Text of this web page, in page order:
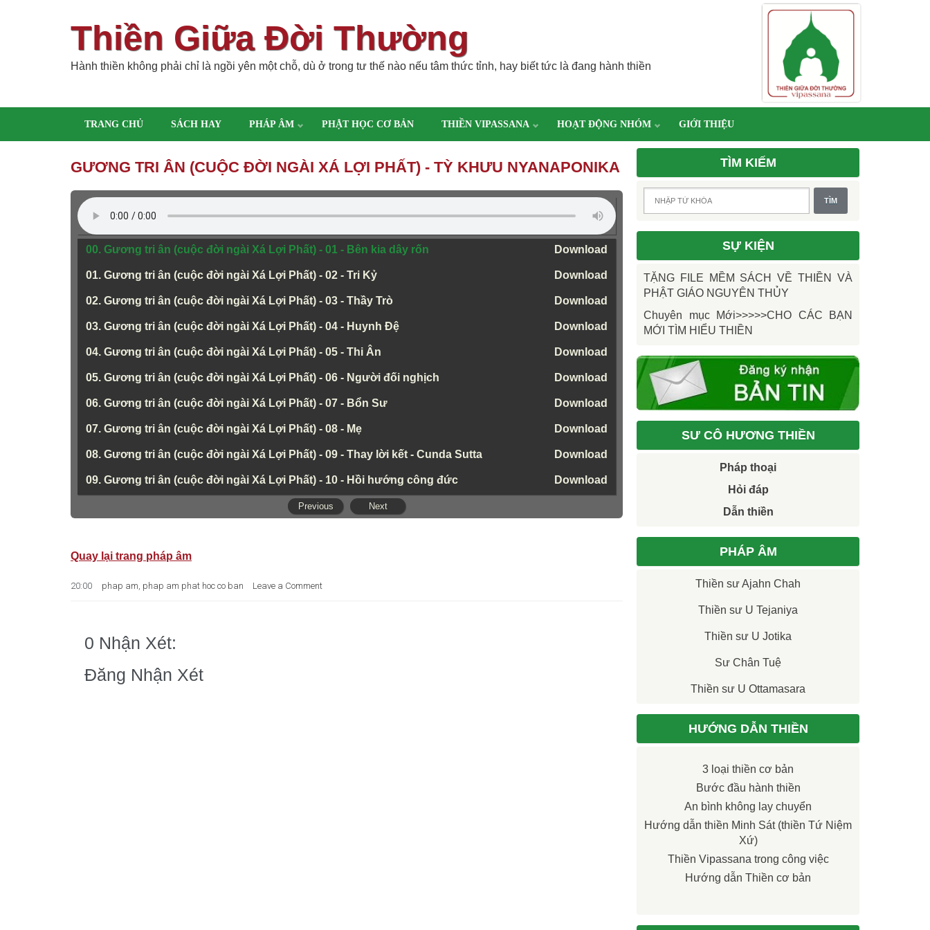
Thiền Giữa Đời Thường
Hành thiền không phải chỉ là ngồi yên một chỗ, dù ở trong tư thế nào nếu tâm thức tỉnh, hay biết tức là đang hành thiền
TRANG CHỦ SÁCH HAY PHÁP ÂM PHẬT HỌC CƠ BẢN THIỀN VIPASSANA HOẠT ĐỘNG NHÓM GIỚI THIỆU
GƯƠNG TRI ÂN (CUỘC ĐỜI NGÀI XÁ LỢI PHẤT) - TỲ KHƯU NYANAPONIKA
00. Gương tri ân (cuộc đời ngài Xá Lợi Phất) - 01 - Bên kia dây rốn Download
01. Gương tri ân (cuộc đời ngài Xá Lợi Phất) - 02 - Tri Kỷ Download
02. Gương tri ân (cuộc đời ngài Xá Lợi Phất) - 03 - Thầy Trò Download
03. Gương tri ân (cuộc đời ngài Xá Lợi Phất) - 04 - Huynh Đệ Download
04. Gương tri ân (cuộc đời ngài Xá Lợi Phất) - 05 - Thi Ân Download
05. Gương tri ân (cuộc đời ngài Xá Lợi Phất) - 06 - Người đối nghịch Download
06. Gương tri ân (cuộc đời ngài Xá Lợi Phất) - 07 - Bổn Sư Download
07. Gương tri ân (cuộc đời ngài Xá Lợi Phất) - 08 - Mẹ Download
08. Gương tri ân (cuộc đời ngài Xá Lợi Phất) - 09 - Thay lời kết - Cunda Sutta Download
09. Gương tri ân (cuộc đời ngài Xá Lợi Phất) - 10 - Hồi hướng công đức Download
Previous Next
Quay lại trang pháp âm
20:00 phap am, phap am phat hoc co ban Leave a Comment
0 Nhận Xét:
Đăng Nhận Xét
TÌM KIẾM
SỰ KIỆN
TẶNG FILE MỀM SÁCH VỀ THIỀN VÀ
PHẬT GIÁO NGUYÊN THỦY
Chuyên mục Mới>>>>>CHO CÁC BẠN
MỚI TÌM HIỂU THIỀN
SƯ CÔ HƯƠNG THIỀN
Pháp thoại
Hỏi đáp
Dẫn thiền
PHÁP ÂM
Thiền sư Ajahn Chah
Thiền sư U Tejaniya
Thiền sư U Jotika
Sư Chân Tuệ
Thiền sư U Ottamasara
HƯỚNG DẪN THIỀN
3 loại thiền cơ bản
Bước đầu hành thiền
An bình không lay chuyển
Hướng dẫn thiền Minh Sát (thiền Tứ Niệm
Xứ)
Thiền Vipassana trong công việc
Hướng dẫn Thiền cơ bản